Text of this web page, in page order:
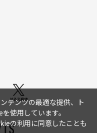
テンツの最適な提供、ト
使用しています。
の利用に同意したことも